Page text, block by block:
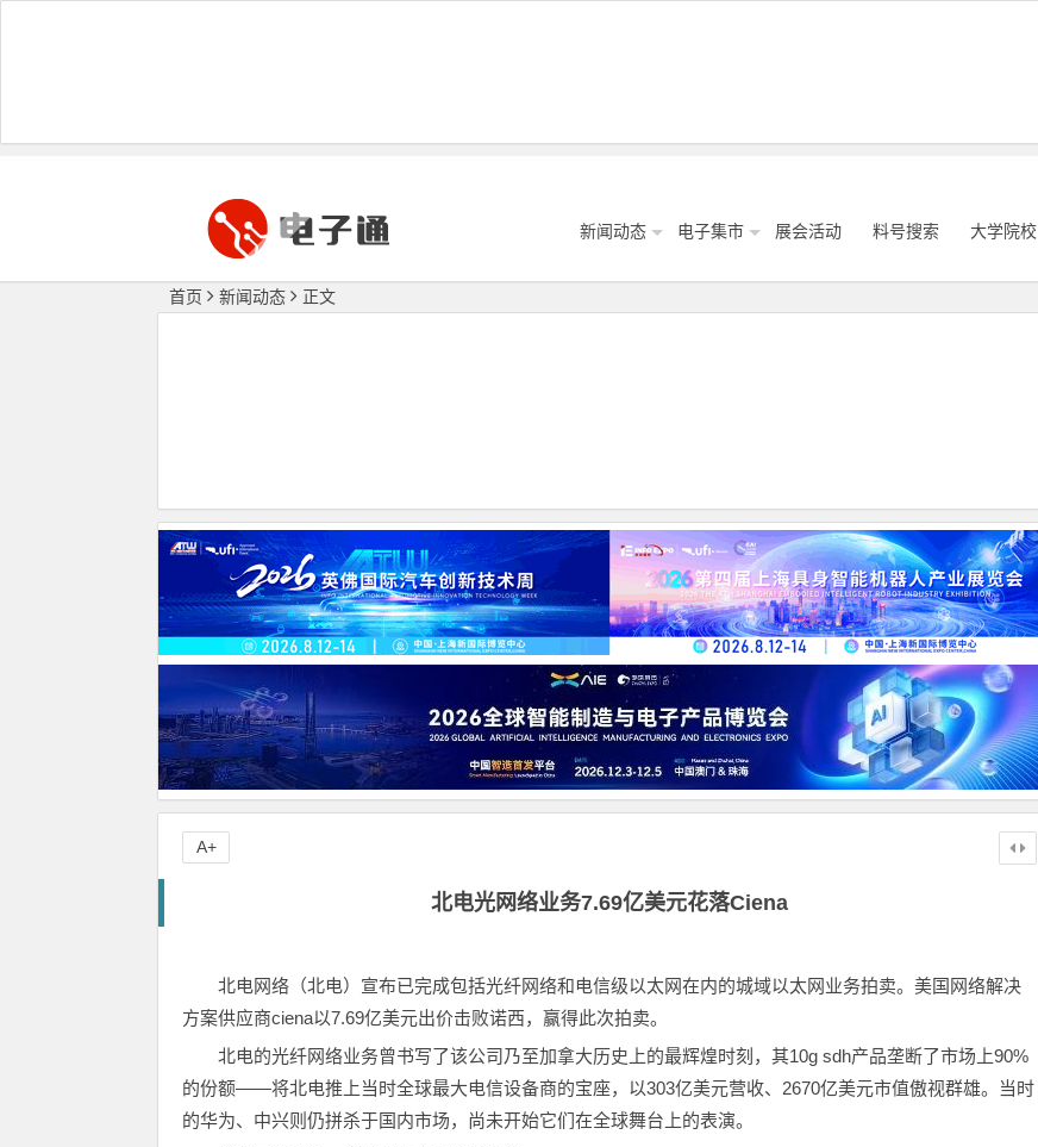
新闻动态 电子集市 展会活动 料号搜索 大学院校
首页 新闻动态 正文
北电光网络业务7.69亿美元花落Ciena
北电网络（北电）宣布已完成包括光纤网络和电信级以太网在内的城域以太网业务拍卖。美国网络解决
方案供应商ciena以7.69亿美元出价击败诺西，赢得此次拍卖。
北电的光纤网络业务曾书写了该公司乃至加拿大历史上的最辉煌时刻，其10g sdh产品垄断了市场上90%
的份额——将北电推上当时全球最大电信设备商的宝座，以303亿美元营收、2670亿美元市值傲视群雄。当时
的华为、中兴则仍拼杀于国内市场，尚未开始它们在全球舞台上的表演。
A+